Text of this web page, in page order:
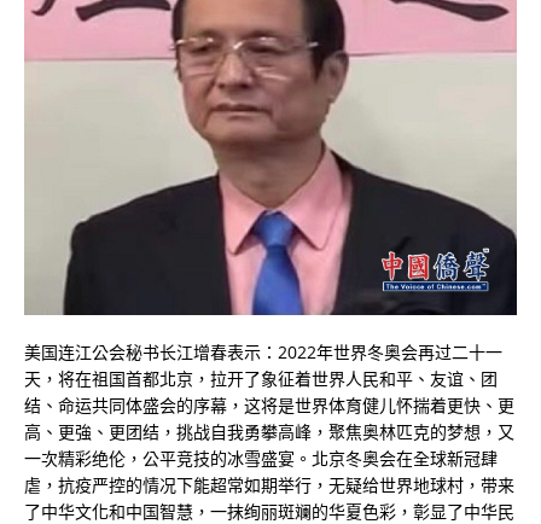
美国连江公会秘书长江增春表示：2022年世界冬奥会再过二十一
天，将在祖国首都北京，拉开了象征着世界人民和平、友谊、团
结、命运共同体盛会的序幕，这将是世界体育健儿怀揣着更快、更
高、更強、更团结，挑战自我勇攀高峰，聚焦奥林匹克的梦想，又
一次精彩绝伦，公平竞技的冰雪盛宴。北京冬奥会在全球新冠肆
虐，抗疫严控的情况下能超常如期举行，无疑给世界地球村，带来
了中华文化和中国智慧，一抹绚丽斑斓的华夏色彩，彰显了中华民